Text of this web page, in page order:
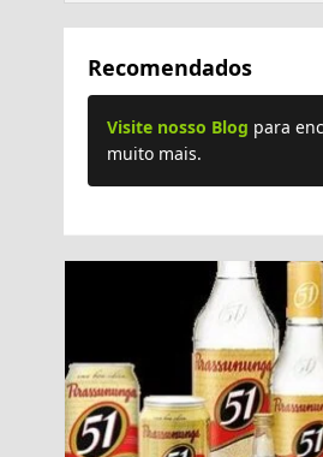
Recomendados
Visite nosso Blog para
muito mais.